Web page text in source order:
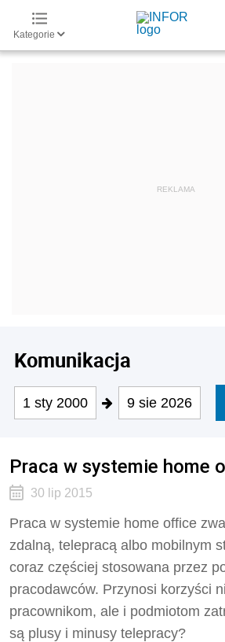
Kategorie
Komunikacja
1 sty 2000 9 sie 2026
Praca w systemie home
30 lip 2015
Praca w systemie home office
zdalną, telepracą albo mobilnym
coraz częściej stosowana przez
pracodawców. Przynosi korzyści
pracownikom, ale i podmiotom
są plusy i minusy telepracy?